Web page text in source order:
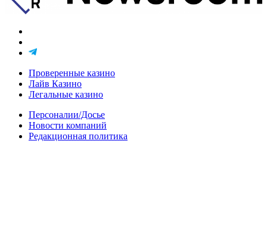
Проверенные казино
Лайв Казино
Легальные казино
Персоналии/Досье
Новости компаний
Редакционная политика